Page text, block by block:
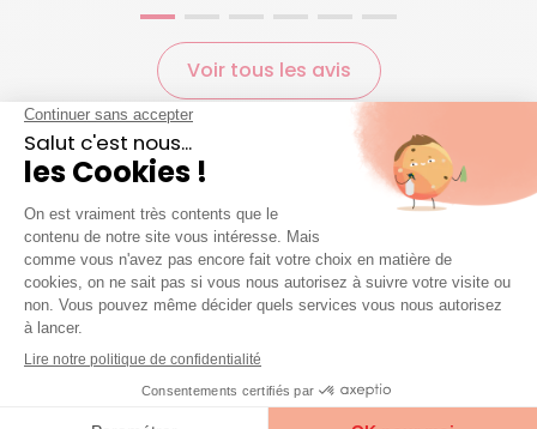
Voir tous les avis
Agences et zones
d'interventions
Toutes nos agences présentes
dans le59 (Nord)